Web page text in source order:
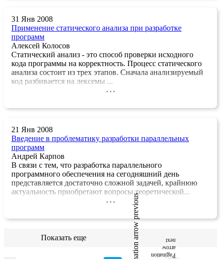
31 Янв 2008
Применение статического анализа при разработке
программ
Алексей Колосов
Статический анализ - это способ проверки исходного
кода программы на корректность. Процесс статического
анализа состоит из трех этапов. Сначала анализируемый
код разбивается на лексемы ...
...
21 Янв 2008
Введение в проблематику разработки параллельных
программ
Андрей Карпов
В связи с тем, что разработка параллельного
программного обеспечения на сегодняшний день
представляется достаточно сложной задачей, крайнюю
актуальность приобретают вопросы теоретической...
...
Показать еще